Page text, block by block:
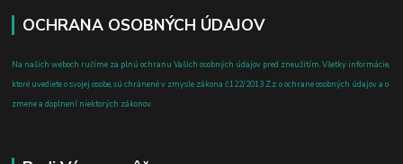
OCHRANA OSOBNÝCH ÚDAJOV
Na našich weboch ručíme za plnú ochranu Vašich osobných údajov pred zneužitím. Všetky informácie,
ktoré uvediete o svojej osobe, sú chránené v zmysle zákona č.122/2013 Z.z. o ochrane osobných údajov a o
zmene a doplnení niektorých zákonov.